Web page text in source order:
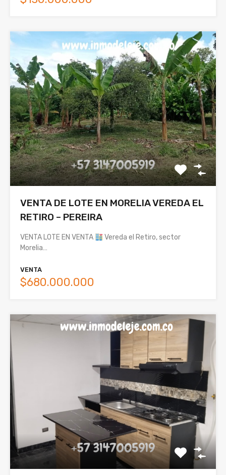
VENTA DE LOTE EN MORELIA VEREDA EL
RETIRO – PEREIRA
VENTA LOTE EN VENTA
Vereda el Retiro, sector
Morelia…
VENTA
$680.000.000